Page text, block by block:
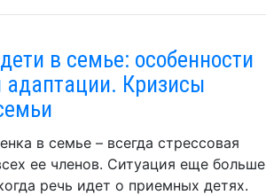
в семье: особенности
адаптации. Кризисы
в семье – всегда стрессовая
ее членов. Ситуация еще больше
речь идет о приемных детях.